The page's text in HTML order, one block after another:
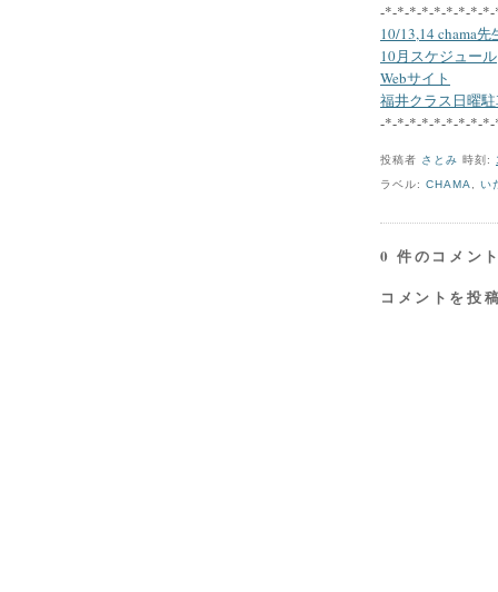
-*-*-*-*-*-*-*-*-
10/13,14 chama
10月スケジュール
Webサイト
福井クラス日曜
-*-*-*-*-*-*-*-*-
投稿者 さとみ 時刻:
ラベル:CHAMA ,い
0 件のコメン
コメントを投